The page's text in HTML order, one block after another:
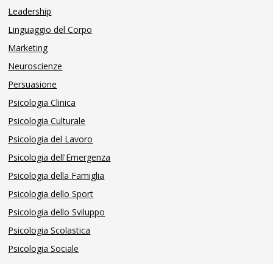
Leadership
Linguaggio del Corpo
Marketing
Neuroscienze
Persuasione
Psicologia Clinica
Psicologia Culturale
Psicologia del Lavoro
Psicologia dell'Emergenza
Psicologia della Famiglia
Psicologia dello Sport
Psicologia dello Sviluppo
Psicologia Scolastica
Psicologia Sociale